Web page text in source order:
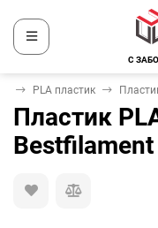
С
PLA пластик
Пластик